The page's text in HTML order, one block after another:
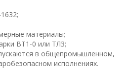
материалы;
ВТ1 -0 или ТЛЗ;
в общепромышленном,
исполнениях.